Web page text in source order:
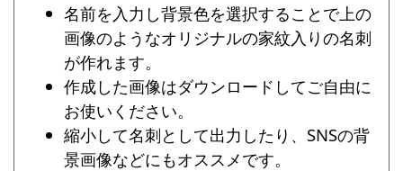
名前を入力し背景色を選択することで上の
画像のようなオリジナルの家紋入りの名刺
が作れます。
作成した画像はダウンロードしてご自由に
お使いください。
縮小して名刺として出力したり、SNSの背
景画像などにもオススメです。